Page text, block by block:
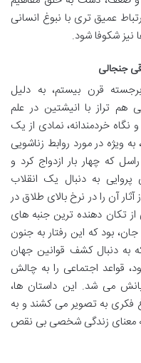
عمیق تری با نبوغ انسانی
نیز شکوفا شود.
جنجالی
قرن بیستم، به دلیل
هم تراز با انیشتین در علم
خردمندانه، نمادی از یک
ویژه در مورد روابط زناشویی
که چهار بار ازدواج کرد و
به دنبال یک انقلاب
آن را در نرخ بالای طلاق در
تکان دهنده ترین جنبه های
بود که این رفتار به جنون
به دنبال کشف قوانین جهان
قواعد اجتماعی را به چالش
می شد. این داستان ها،
فکری به تصویر می کشند و به
به معنای زندگی شخصی بی نقص